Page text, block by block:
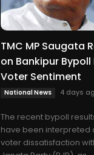
TMC MP Saugata
on Bankipur
Voter Sentiment
National News 4 days
The recent bypoll
have been interpreted
voter dissatisfaction